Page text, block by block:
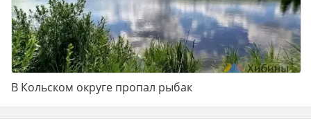
В Кольском округе пропал рыбак